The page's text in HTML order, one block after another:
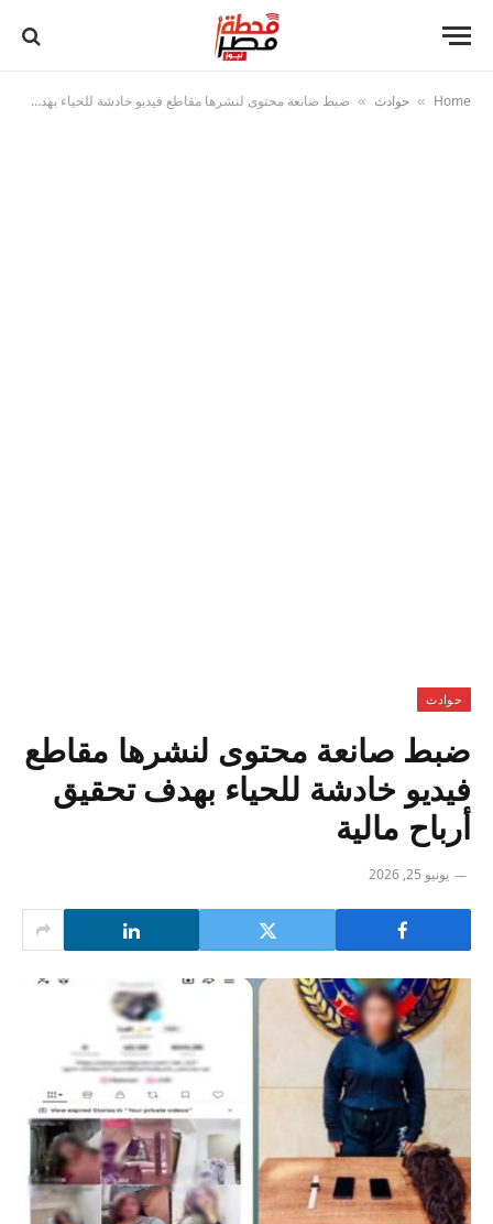
Home
» حوادث » ضبط صانعة محتوى لنشرها مقاطع فيديو خادشة للحياء بهدف تحقيق أرباح مالية
حوادث
ضبط صانعة محتوى لنشرها مقاطع
فيديو خادشة للحياء بهدف تحقيق
أرباح مالية
يونيو 25, 2026